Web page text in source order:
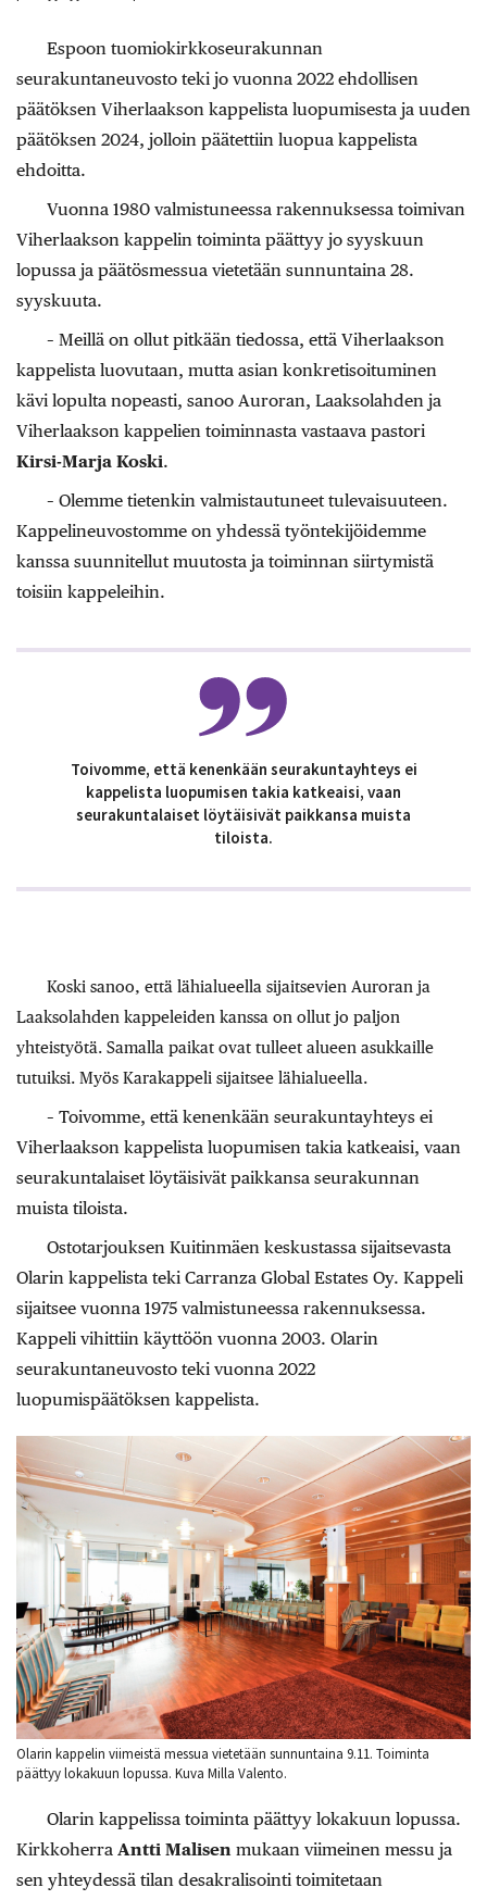
Espoon tuomiokirkkoseurakunnan
seurakuntaneuvosto teki jo vuonna 2022 ehdollisen
päätöksen Viherlaakson kappelista luopumisesta ja uuden
päätöksen 2024, jolloin päätettiin luopua kappelista
ehdoitta.
Vuonna 1980 valmistuneessa rakennuksessa toimivan
Viherlaakson kappelin toiminta päättyy jo syyskuun
lopussa ja päätösmessua vietetään sunnuntaina 28.
syyskuuta.
– Meillä on ollut pitkään tiedossa, että Viherlaakson
kappelista luovutaan, mutta asian konkretisoituminen
kävi lopulta nopeasti, sanoo Auroran, Laaksolahden ja
Viherlaakson kappelien toiminnasta vastaava pastori
Kirsi-Marja Koski.
– Olemme tietenkin valmistautuneet tulevaisuuteen.
Kappelineuvostomme on yhdessä työntekijöidemme
kanssa suunnitellut muutosta ja toiminnan siirtymistä
toisiin kappeleihin.
Toivomme, että kenenkään seurakuntayhteys ei
kappelista luopumisen takia katkeaisi, vaan
seurakuntalaiset löytäisivät paikkansa muista
tiloista.
Koski sanoo, että lähialueella sijaitsevien Auroran ja
Laaksolahden kappeleiden kanssa on ollut jo paljon
yhteistyötä. Samalla paikat ovat tulleet alueen asukkaille
tutuiksi. Myös Karakappeli sijaitsee lähialueella.
– Toivomme, että kenenkään seurakuntayhteys ei
Viherlaakson kappelista luopumisen takia katkeaisi, vaan
seurakuntalaiset löytäisivät paikkansa seurakunnan
muista tiloista.
Ostotarjouksen Kuitinmäen keskustassa sijaitsevasta
Olarin kappelista teki Carranza Global Estates Oy. Kappeli
sijaitsee vuonna 1975 valmistuneessa rakennuksessa.
Kappeli vihittiin käyttöön vuonna 2003. Olarin
seurakuntaneuvosto teki vuonna 2022
luopumispäätöksen kappelista.
Olarin kappelin viimeistä messua vietetään sunnuntaina 9.11. Toiminta
päättyy lokakuun lopussa. Kuva Milla Valento.
Olarin kappelissa toiminta päättyy lokakuun lopussa.
Kirkkoherra Antti Malisen mukaan viimeinen messu ja
sen yhteydessä tilan desakralisointi toimitetaan